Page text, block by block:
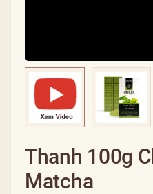
Thanh 100g
Matcha